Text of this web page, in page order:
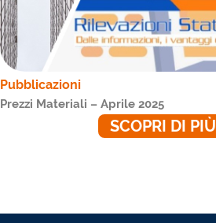
Pubblicazioni
Prezzi Materiali – Aprile 2025
SCOPRI DI PIÙ